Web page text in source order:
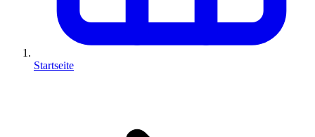
Startseite